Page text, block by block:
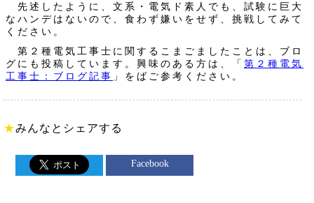
先述したように、文系・電気ド素人でも、試験に巨大
なハンデはないので、食わず嫌いをせず、挑戦してみて
ください。
第２種電気工事士に関するこまごましたことは、ブロ
グにも投稿しています。興味のある方は、「 第２種電気
工事士：ブログ記事 」をばご参考ください。
★みんなとシェアする
Facebook